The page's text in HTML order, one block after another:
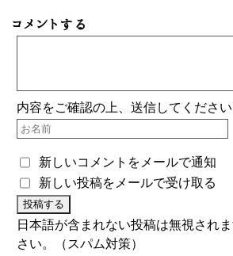
コメントする
内容をご確認の上、送信してください
新しいコメントをメールで通知
新しい投稿をメールで受け取る
日本語が含まれない投稿は無視され
さい。（スパム対策）